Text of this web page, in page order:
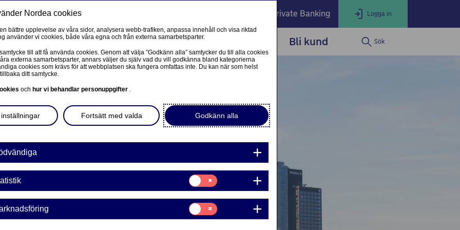
Private Banking Logga in
LOGGA IN
FÖRETAG
Corporate Netbank
Nordea Corporate
Våra sidor – kundinformation
Företagets Dokument/Signera digitalt
GiroLink
Nordea Bokföring
Ditt liv Våra tjänster Bli kund Sök
ger dig möjlighet att
falla i värde.
Nordea cookies
bättre upplevelse av våra sidor, analysera webb-trafiken, anpassa innehåll och visa riktad
använder vi cookies, både våra egna och från externa samarbetsparter.
till att få använda cookies. Genom att välja ”Godkänn alla” samtycker du till alla cookies
externa samarbetsparter, annars väljer du själv vad du vill godkänna bland kategorierna
cookies som krävs för att webbplatsen ska fungera omfattas inte. Du kan när som helst
ditt samtycke.
och hur vi behandlar personuppgifter .
Godkänn alla
Fortsätt med valda
Samtycke
för:
Statistik
Samtycke
för:
Marknadsföring